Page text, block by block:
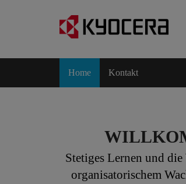
Home Kontakt
Stetiges Lernen und
organisatorischem